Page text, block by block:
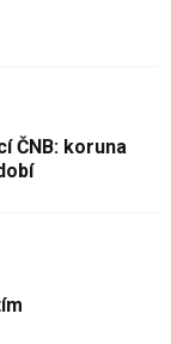
ČNB: koruna